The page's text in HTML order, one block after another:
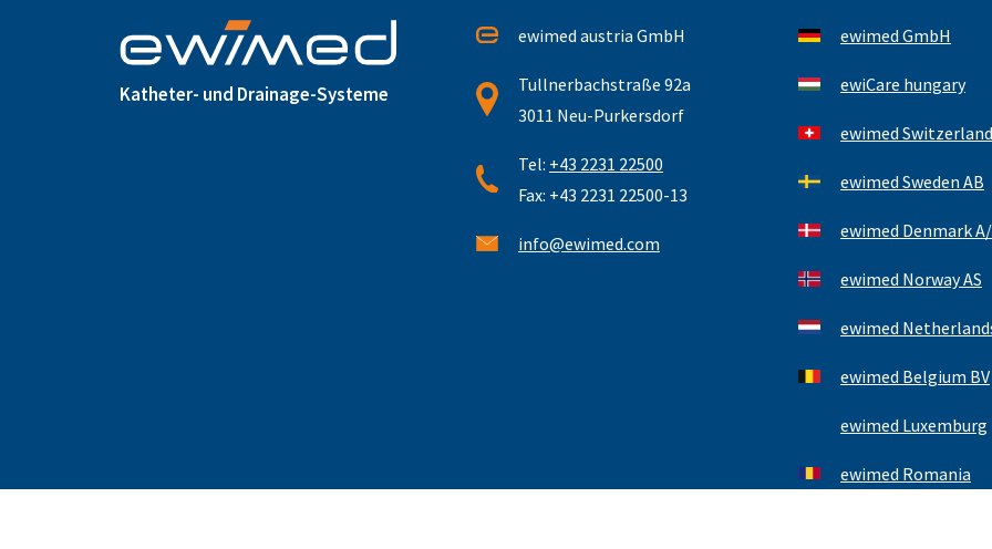
Katheter- und Drainage-Systeme
ewimed austria GmbH
Tullnerbachstraße 92a
3011 Neu-Purkersdorf
Tel: +43 2231 22500
Fax: +43 2231 22500-13
info@ewimed.com
ewimed GmbH
ewiCare hungary
ewimed
ewimed Sweden AB
ewimed Denmark
ewimed Norway AS
ewimed
ewimed Belgium BV
ewimed Luxemburg
ewimed Romania